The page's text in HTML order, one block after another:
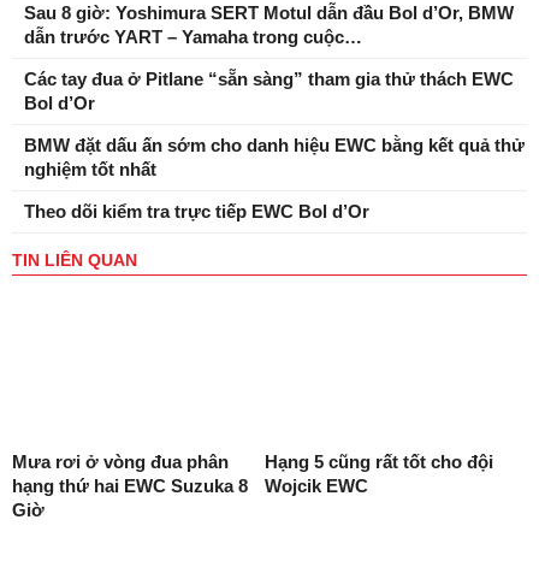
Sau 8 giờ: Yoshimura SERT Motul dẫn đầu Bol d’Or, BMW
dẫn trước YART – Yamaha trong cuộc…
Các tay đua ở Pitlane “sẵn sàng” tham gia thử thách EWC
Bol d’Or
BMW đặt dấu ấn sớm cho danh hiệu EWC bằng kết quả thử
nghiệm tốt nhất
Theo dõi kiểm tra trực tiếp EWC Bol d’Or
TIN LIÊN QUAN
Mưa rơi ở vòng đua phân
hạng thứ hai EWC Suzuka 8
Giờ
Hạng 5 cũng rất tốt cho đội
Wojcik EWC